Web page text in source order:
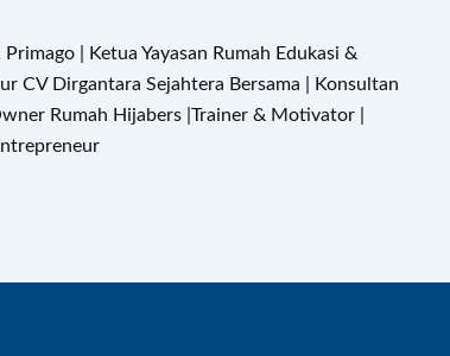
| Ketua Yayasan Rumah Edukasi &
CV Dirgantara Sejahtera Bersama | Konsultan
Rumah Hijabers |Trainer & Motivator |